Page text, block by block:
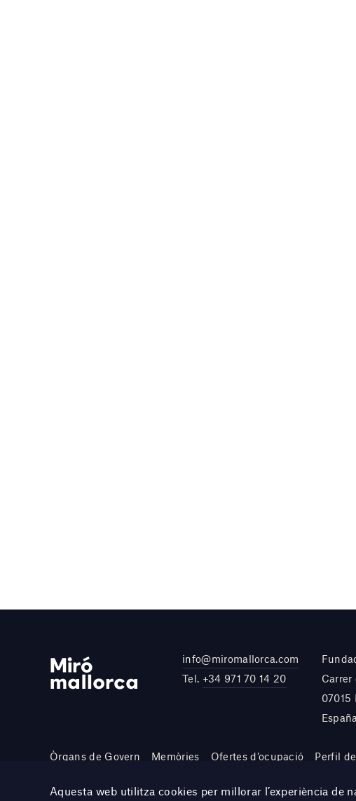
info@miromallorca.com
Tel. +34 971 70 14 20
Carrer
07015
España
Òrgans de Govern Memòries Ofertes d’ocupació Perfil
Site by DOMO—A
Aquesta web utilitza cookies per millorar l’experiència de